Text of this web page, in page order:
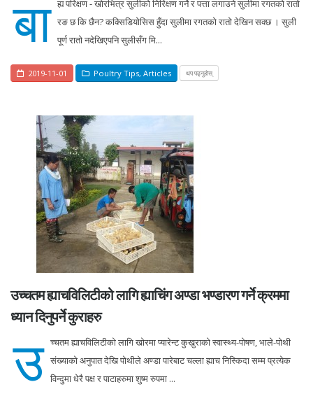
बा ह्य परिक्षण - खोरभित्र सुलीको निरिक्षण गर्ने र पत्ता लगाउने सुलीमा रगतको रातो
रङ छ कि छैन? कक्सिडियोसिस हुँदा सुलीमा रगतको रातो देखिन सक्छ । सुली
पूर्ण रातो नदेखिएपनि सुलीसँग मि...
2019-11-01 Poultry Tips, Articles थप पढ्नुहोस्
उच्चतम ह्याचविलिटीको लागि ह्याचिंग अण्डा भण्डारण गर्ने क्रममा
ध्यान दिनुपर्ने कुराहरु
उ च्चतम ह्याचविलिटीको लागि खोरमा प्यारेन्ट कुखुराको स्वास्थ्य-पोषण, भाले-पोथी
संख्याको अनुपात देखि पोथीले अण्डा पारेबाट चल्ला ह्याच निस्किदा सम्म प्रत्येक
विन्दुमा धेरै पक्ष र पाटाहरुमा शुष्म रुपमा ...